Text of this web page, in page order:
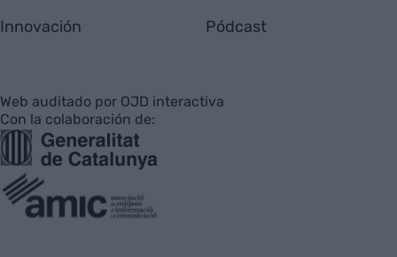
Innovación Pódcast
Web auditado por OJD interactiva
Con la colaboración de: